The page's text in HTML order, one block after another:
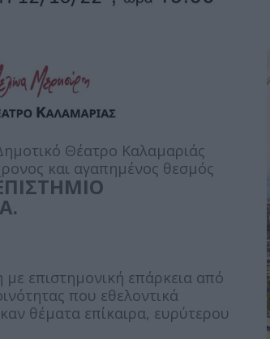
Θέατρο Καλαμαριάς
και αγαπημένος θεσμός
επιστημονική επάρκεια από
που εθελοντικά
θέματα επίκαιρα, ευρύτερου